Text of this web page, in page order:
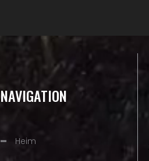
Sortieren
Winkel der oberen Platte
NAVIGATION
Heim